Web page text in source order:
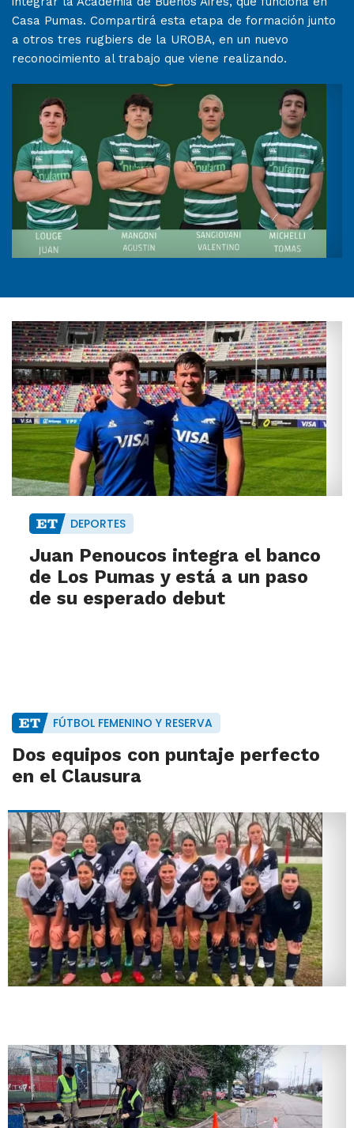
Casa Pumas. Compartirá esta etapa de formación junto
a otros tres rugbiers de la UROBA, en un nuevo
reconocimiento al trabajo que viene realizando.
DEPORTES
Juan Penoucos integra el banco
de Los Pumas y está a un paso
de su esperado debut
FÚTBOL FEMENINO Y RESERVA
Dos equipos con puntaje perfecto
en el Clausura